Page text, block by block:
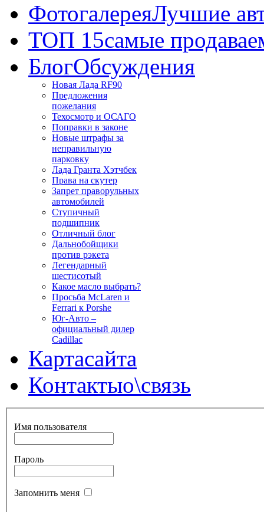
ФотогалереяЛучшие
ТОП 15самые
БлогОбсуждения
Новая Лада RF90
Предложения
пожелания
Техосмотр и ОСАГО
Поправки в законе
Новые штрафы за
неправильную
парковку
Лада Гранта Хэтчбек
Права на скутер
Запрет праворульных
автомобилей
Ступичный
подшипник
Отличный блог
Дальнобойщики
против рэкета
Легендарный
шестисотый
Какое масло выбрать?
Просьба McLaren и
Ferrari к Porshe
Юг-Авто –
официальный дилер
Cadillac
Картасайта
Контактыо\связь
Имя пользователя
Пароль
Запомнить меня